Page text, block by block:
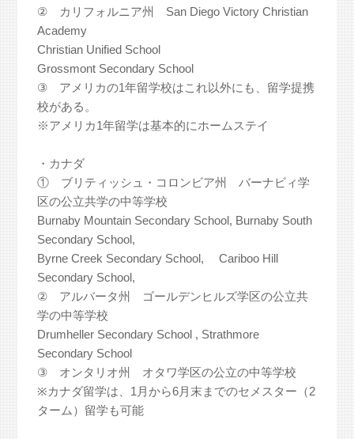
② カリフォルニア州 San Diego Victory Christian
Academy
Christian Unified School
Grossmont Secondary School
③ アメリカの1年留学校はこれ以外にも、留学提携
校がある。
※アメリカ1年留学は基本的にホームステイ
・カナダ
① ブリティッシュ・コロンビア州 バーナビィ学
区の公立共学の中等学校
Burnaby Mountain Secondary School, Burnaby South
Secondary School,
Byrne Creek Secondary School, Cariboo Hill
Secondary School,
② アルバータ州 ゴールデンヒルズ学区の公立共
学の中等学校
Drumheller Secondary School , Strathmore
Secondary School
③ オンタリオ州 オタワ学区の公立の中等学校
※カナダ留学は、1月から6月末までのセメスター（2
ターム）留学も可能